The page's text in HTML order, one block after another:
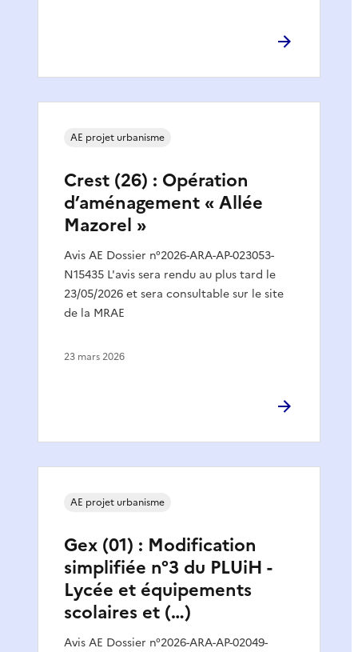
Crest (26) : Opération
d’aménagement « Allée
Mazorel »
Avis AE Dossier n°2026-ARA-AP-023053-
N15435 L'avis sera rendu au plus tard le
23/05/2026 et sera consultable sur le site
de la MRAE
AE projet urbanisme
23 mars 2026
Gex (01) : Modification
simplifiée n°3 du PLUiH -
Lycée et équipements
scolaires et (…)
Avis AE Dossier n°2026-ARA-AP-02049-
AE projet urbanisme